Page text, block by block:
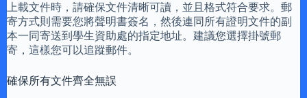
上載文件時，請確保文件清晰可讀，並且格式符合要求。郵
寄方式則需要您將聲明書簽名，然後連同所有證明文件的副
本一同寄送到學生資助處的指定地址。建議您選擇掛號郵
寄，這樣您可以追蹤郵件。
確保所有文件齊全無誤